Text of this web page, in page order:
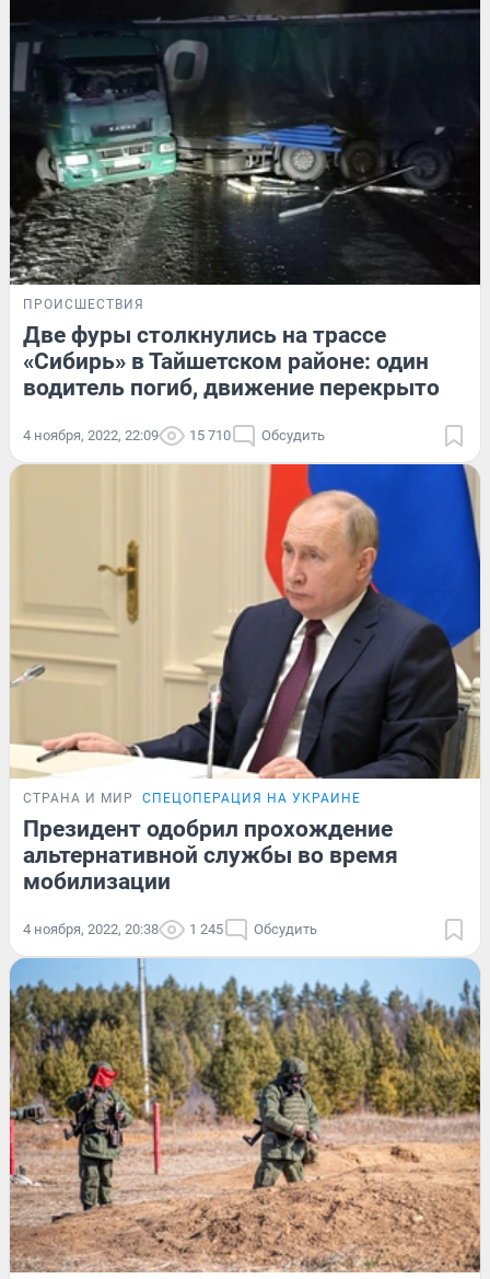
ПРОИСШЕСТВИЯ
Две фуры столкнулись на трассе
«Сибирь» в Тайшетском районе: один
водитель погиб, движение перекрыто
4 ноября, 2022, 22:09 15 710 Обсудить
СТРАНА И МИР СПЕЦОПЕРАЦИЯ НА УКРАИНЕ
Президент одобрил прохождение
альтернативной службы во время
мобилизации
4 ноября, 2022, 20:38 1 245 Обсудить